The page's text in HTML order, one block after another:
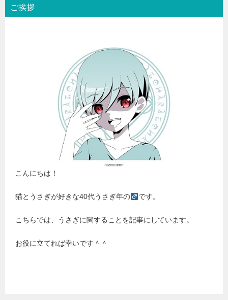
ご挨拶
こんにちは！
猫とうさぎが好きな40代うさぎ年の です。
こちらでは、うさぎに関することを記事にしています。
お役に立てれば幸いです＾＾